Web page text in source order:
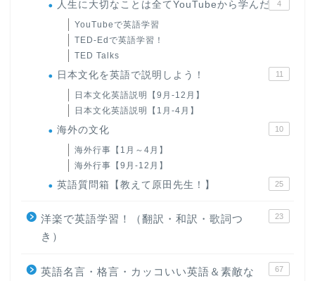
人生に大切なことは全てYouTubeから学んだ 4
YouTubeで英語学習
TED-Edで英語学習！
TED Talks
日本文化を英語で説明しよう！ 11
日本文化英語説明【9月-12月】
日本文化英語説明【1月-4月】
海外の文化 10
海外行事【1月～4月】
海外行事【9月-12月】
英語質問箱【教えて原田先生！】 25
洋楽で英語学習！（翻訳・和訳・歌詞つ
き）
23
英語名言・格言・カッコいい英語＆素敵な
67